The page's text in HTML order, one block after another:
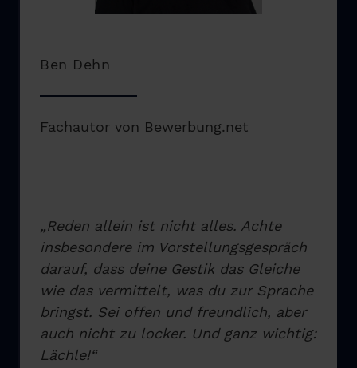
Ben Dehn
Fachautor von Bewerbung.net
„Reden allein ist nicht alles. Achte
insbesondere im Vorstellungsgespräch
darauf, dass deine Gestik das Gleiche
wie das vermittelt, was du zur Sprache
bringst. Sei offen und freundlich, aber
auch nicht zu locker. Und ganz wichtig:
Lächle!“